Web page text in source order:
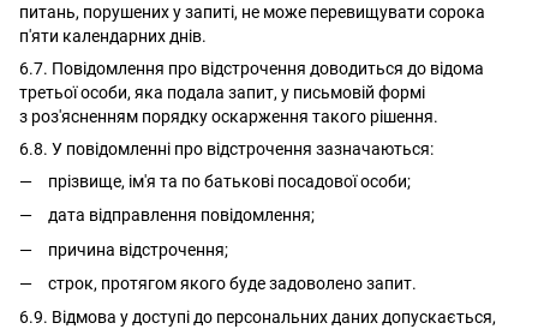
питань, порушених у запиті, не може перевищувати сорока
п'яти календарних днів.
6.7. Повідомлення про відстрочення доводиться до відома
третьої особи, яка подала запит, у письмовій формі
з роз'ясненням порядку оскарження такого рішення.
6.8. У повідомленні про відстрочення зазначаються:
прізвище, ім'я та по батькові посадової особи;
дата відправлення повідомлення;
причина відстрочення;
строк, протягом якого буде задоволено запит.
6.9. Відмова у доступі до персональних даних допускається,